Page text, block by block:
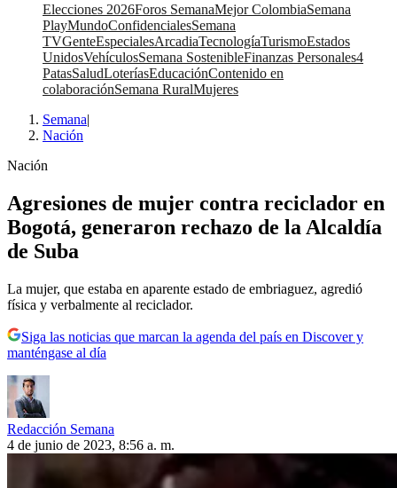
Elecciones 2026Foros SemanaMejor ColombiaSemana
PlayMundoConfidencialesSemana
TVGenteEspecialesArcadiaTecnologíaTurismoEstados
UnidosVehículosSemana SostenibleFinanzas Personales4
PatasSaludLoteríasEducaciónContenido en
colaboraciónSemana RuralMujeres
Semana|
Nación
Nación
Agresiones de mujer contra reciclador en
Bogotá, generaron rechazo de la Alcaldía
de Suba
La mujer, que estaba en aparente estado de embriaguez, agredió
física y verbalmente al reciclador.
Siga las noticias que marcan la agenda del país en Discover y
manténgase al día
Redacción Semana
4 de junio de 2023, 8:56 a. m.